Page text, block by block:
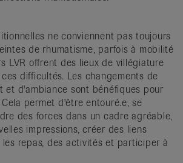
ne conviennent pas toujours
de rhumatisme, parfois à mobilité
LVR offrent des lieux de villégiature
difficultés. Les changements de
et d'ambiance sont bénéfiques pour
permet d'être entouré.e, se
des forces dans un cadre agréable,
impressions, créer des liens
repas, des activités et participer à